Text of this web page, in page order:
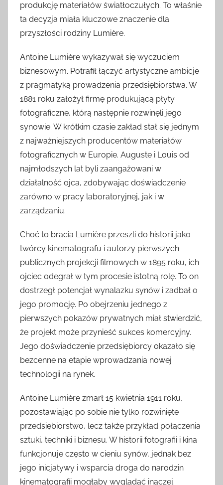
produkcję materiałów światłoczułych. To właśnie
ta decyzja miała kluczowe znaczenie dla
przyszłości rodziny Lumière.
Antoine Lumière wykazywał się wyczuciem
biznesowym. Potrafił łączyć artystyczne ambicje
z pragmatyką prowadzenia przedsiębiorstwa. W
1881 roku założył firmę produkującą płyty
fotograficzne, którą następnie rozwinęli jego
synowie. W krótkim czasie zakład stał się jednym
z najważniejszych producentów materiałów
fotograficznych w Europie. Auguste i Louis od
najmłodszych lat byli zaangażowani w
działalność ojca, zdobywając doświadczenie
zarówno w pracy laboratoryjnej, jak i w
zarządzaniu.
Choć to bracia Lumière przeszli do historii jako
twórcy kinematografu i autorzy pierwszych
publicznych projekcji filmowych w 1895 roku, ich
ojciec odegrał w tym procesie istotną rolę. To on
dostrzegł potencjał wynalazku synów i zadbał o
jego promocję. Po obejrzeniu jednego z
pierwszych pokazów prywatnych miał stwierdzić,
że projekt może przynieść sukces komercyjny.
Jego doświadczenie przedsiębiorcy okazało się
bezcenne na etapie wprowadzania nowej
technologii na rynek.
Antoine Lumière zmarł 15 kwietnia 1911 roku,
pozostawiając po sobie nie tylko rozwinięte
przedsiębiorstwo, lecz także przykład połączenia
sztuki, techniki i biznesu. W historii fotografii i kina
funkcjonuje często w cieniu synów, jednak bez
jego inicjatywy i wsparcia droga do narodzin
kinematografii mogłaby wyglądać inaczej.